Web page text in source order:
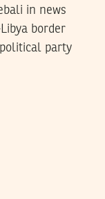
in news
border
party